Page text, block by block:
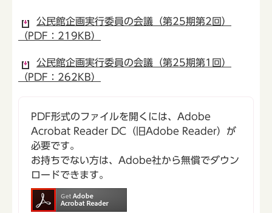
公民館企画実行委員の会議（第25期第2回）
（PDF：219KB）
公民館企画実行委員の会議（第25期第1回）
（PDF：262KB）
PDF形式のファイルを開くには、Adobe
Acrobat Reader DC（旧Adobe Reader）が
必要です。
お持ちでない方は、Adobe社から無償でダウン
ロードできます。